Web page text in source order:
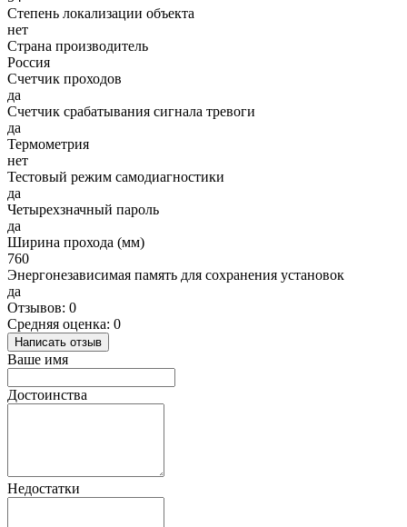
Степень локализации объекта
нет
Страна производитель
Россия
Счетчик проходов
да
Счетчик срабатывания сигнала тревоги
да
Термометрия
нет
Тестовый режим самодиагностики
да
Четырехзначный пароль
да
Ширина прохода (мм)
760
Энергонезависимая память для сохранения установок
да
Отзывов: 0
Средняя оценка: 0
Написать отзыв
Ваше имя
Достоинства
Недостатки